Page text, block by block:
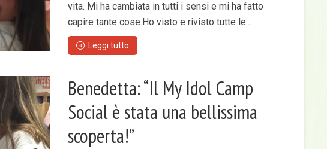
vita. Mi ha cambiata in tutti i sensi e mi ha fatto
capire tante cose.Ho visto e rivisto tutte le...
Leggi tutto
Benedetta: “Il My Idol Camp
Social è stata una bellissima
scoperta!”